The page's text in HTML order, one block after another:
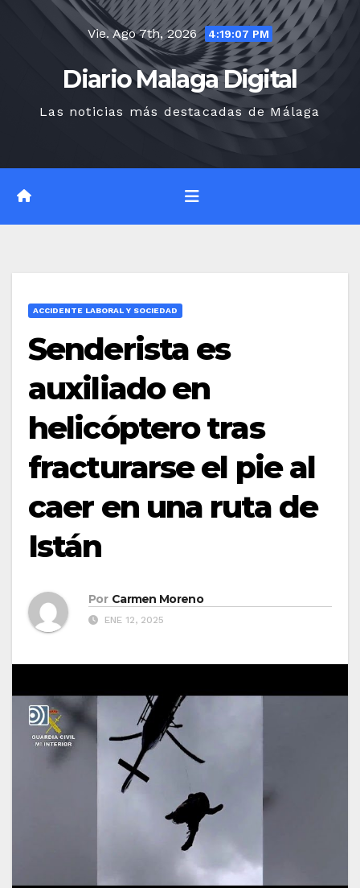
Vie. Ago 7th, 2026 4:19:08 PM
Diario Malaga Digital
Las noticias más destacadas de Málaga
ACCIDENTE LABORAL Y SOCIEDAD
Senderista es
auxiliado en
helicóptero tras
fracturarse el pie al
caer en una ruta de
Istán
Por Carmen Moreno
ENE 12, 2025